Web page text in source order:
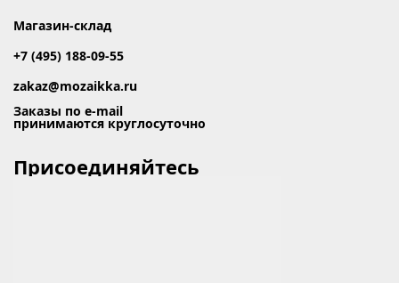
Магазин-склад
+7 (495) 188-09-55
zakaz@mozaikka.ru
Заказы по e-mail
принимаются круглосуточно
Присоединяйтесь